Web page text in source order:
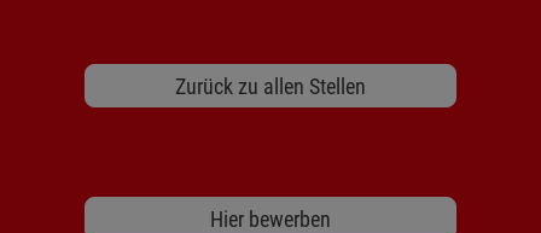
Zurück zu allen Stellen
Hier bewerben